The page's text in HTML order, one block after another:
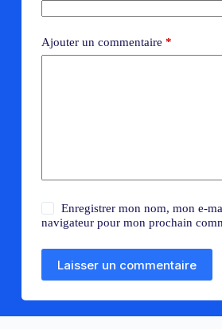
Ajouter un commentaire *
Enregistrer mon nom, mon e-
navigateur pour mon prochain
Laisser un commentaire